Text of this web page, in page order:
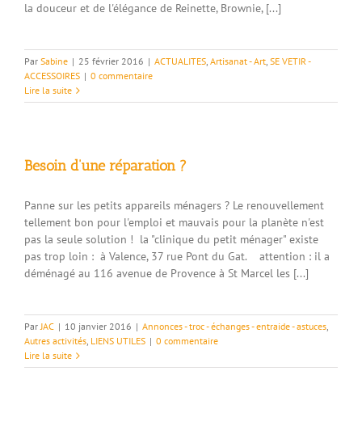
la douceur et de l'élégance de Reinette, Brownie, [...]
Par Sabine | 25 février 2016 | ACTUALITES, Artisanat - Art, SE VETIR -
ACCESSOIRES | 0 commentaire
Lire la suite
Besoin d’une réparation ?
Panne sur les petits appareils ménagers ? Le renouvellement
tellement bon pour l'emploi et mauvais pour la planète n'est
pas la seule solution ! la "clinique du petit ménager" existe
pas trop loin : à Valence, 37 rue Pont du Gat. attention : il a
déménagé au 116 avenue de Provence à St Marcel les [...]
ParJAC | 10 janvier 2016 | Annonces - troc - échanges - entraide - astuces,
Autres activités, LIENS UTILES | 0 commentaire
Lire la suite